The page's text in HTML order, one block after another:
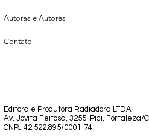
Autoras e Autores
Contato
Editora e Produtora Radiadora LTDA
Av. Jovita Feitosa, 3255. Pici, Fortaleza/
CNPJ 42.522.895/0001-74